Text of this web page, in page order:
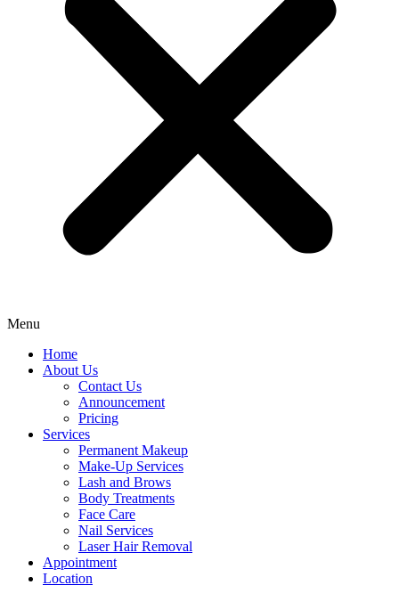
Menu
Home
About Us
Contact Us
Announcement
Pricing
Services
Permanent Makeup
Make-Up Services
Lash and Brows
Body Treatments
Face Care
Nail Services
Laser Hair Removal
Appointment
Location